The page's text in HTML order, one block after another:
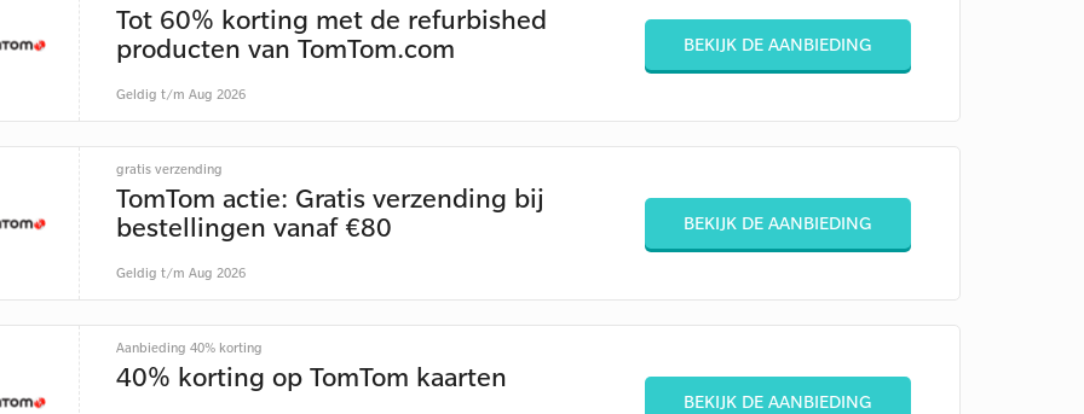
Tot 60% korting met de refurbished
producten van TomTom.com
Geldig t/m Aug 2026
BEKIJK DE AANBIEDING
gratis verzending
TomTom actie: Gratis verzending bij
bestellingen vanaf €80
Geldig t/m Aug 2026
BEKIJK DE AANBIEDING
Aanbieding 40% korting
40% korting op TomTom kaarten
BEKIJK DE AANBIEDING